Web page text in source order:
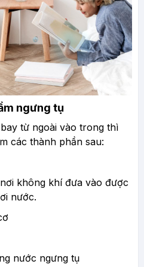
ngưng tụ
từ ngoài vào trong thì
các thành phần sau:
khí đưa vào được
nước.
ngưng tụ